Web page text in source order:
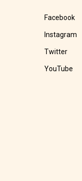
Facebook
Instagram
Twitter
YouTube